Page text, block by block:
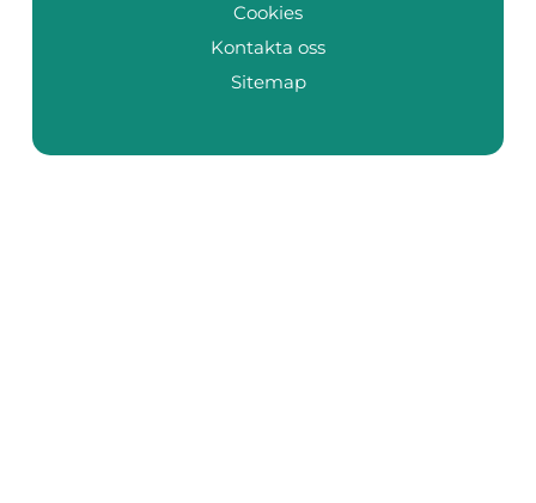
Cookies
Kontakta oss
Sitemap